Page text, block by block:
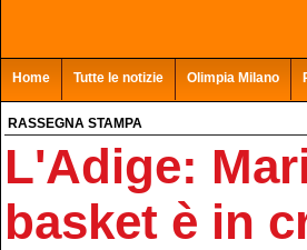
Home Tutte le notizie Olimpia Milano
RASSEGNA STAMPA
L'Adige:
basket è in